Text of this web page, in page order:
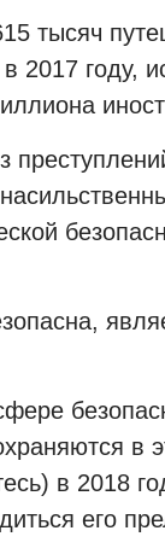
тысяч
году,
в
в 2018
его